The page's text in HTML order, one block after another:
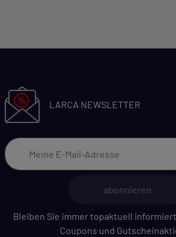
LARCA NEWSLETTER
abonnieren
Bleiben Sie immer topaktuell
Coupons und